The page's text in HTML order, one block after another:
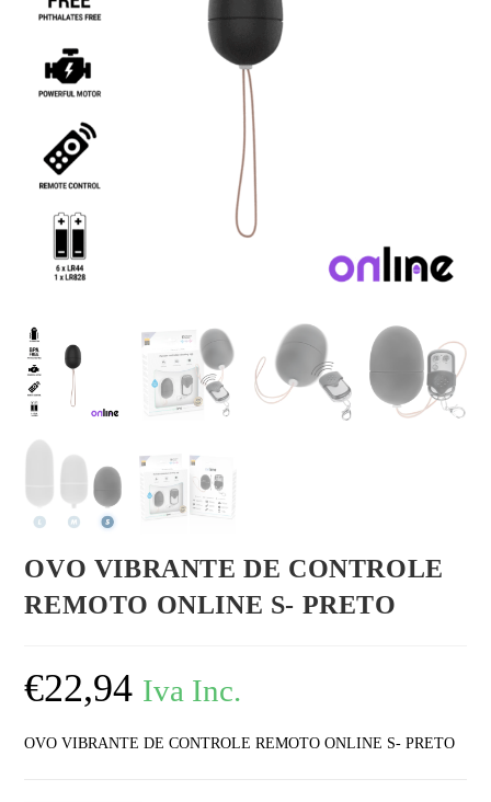
OVO VIBRANTE DE CONTROLE
REMOTO ONLINE S- PRETO
€22,94 Iva Inc.
OVO VIBRANTE DE CONTROLE REMOTO ONLINE S- PRETO